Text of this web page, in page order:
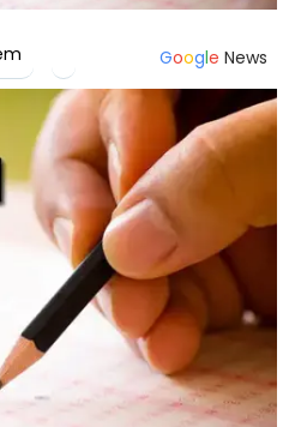
Google News